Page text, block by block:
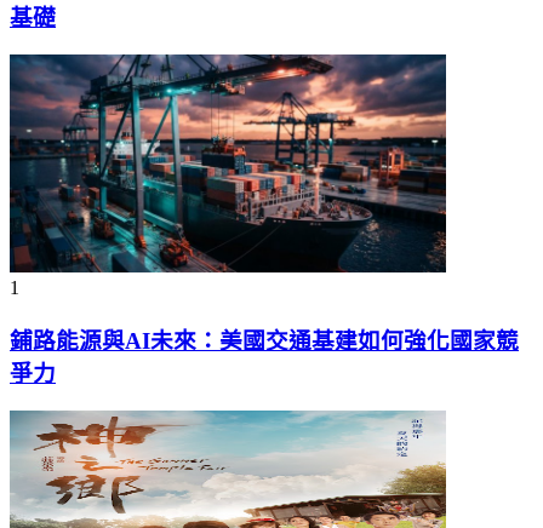
基礎
1
鋪路能源與AI未來：美國交通基建如何強化國家競
爭力